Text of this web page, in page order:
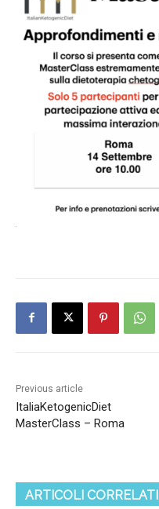
Previous article
ItaliaKetogenicDiet
MasterClass – Roma
ARTICOLI CORRELATI